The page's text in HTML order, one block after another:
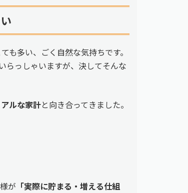
多い、ごく自然な気持ちです。
らっしゃいますが、決してそんな
ルな家計と向き合ってきました。
が 「実際に貯まる・増える仕組